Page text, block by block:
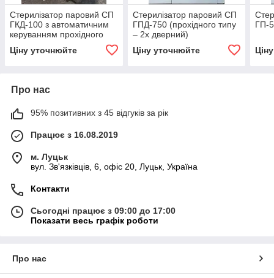
Стерилізатор паровий СП
ГКД-100 з автоматичним
керуванням прохідного
типу 2-дверний (автоклав)
Ціну уточнюйте
Стерилізатор паровий СП
ГПД-750 (прохідного типу
– 2х дверний)
Ціну уточнюйте
ГП-
Про нас
95% позитивних з 45 відгуків за рік
Працює з 16.08.2019
м. Луцьк
вул. Зв'язківців, 6, офіс 20, Луцьк, Україна
Контакти
Сьогодні працює з 09:00 до 17:00
Показати весь графік роботи
Про нас